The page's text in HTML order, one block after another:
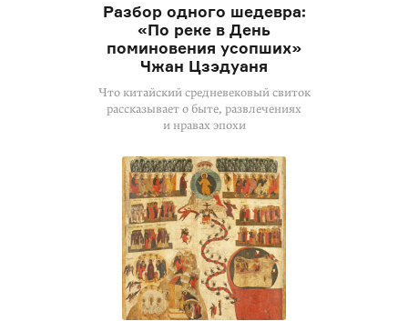
Разбор одного шедевра:
«По реке в День
поминовения усопших»
Чжан Цзэдуаня
Что китайский средневековый свиток
рассказывает о быте, развлечениях
и нравах эпохи